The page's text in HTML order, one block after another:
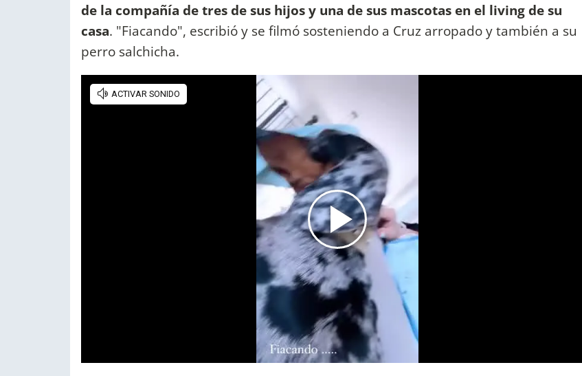
de la compañía de tres de sus hijos y una de sus mascotas en el living de su
casa. "Fiacando", escribió y se filmó sosteniendo a Cruz arropado y también a su
perro salchicha.